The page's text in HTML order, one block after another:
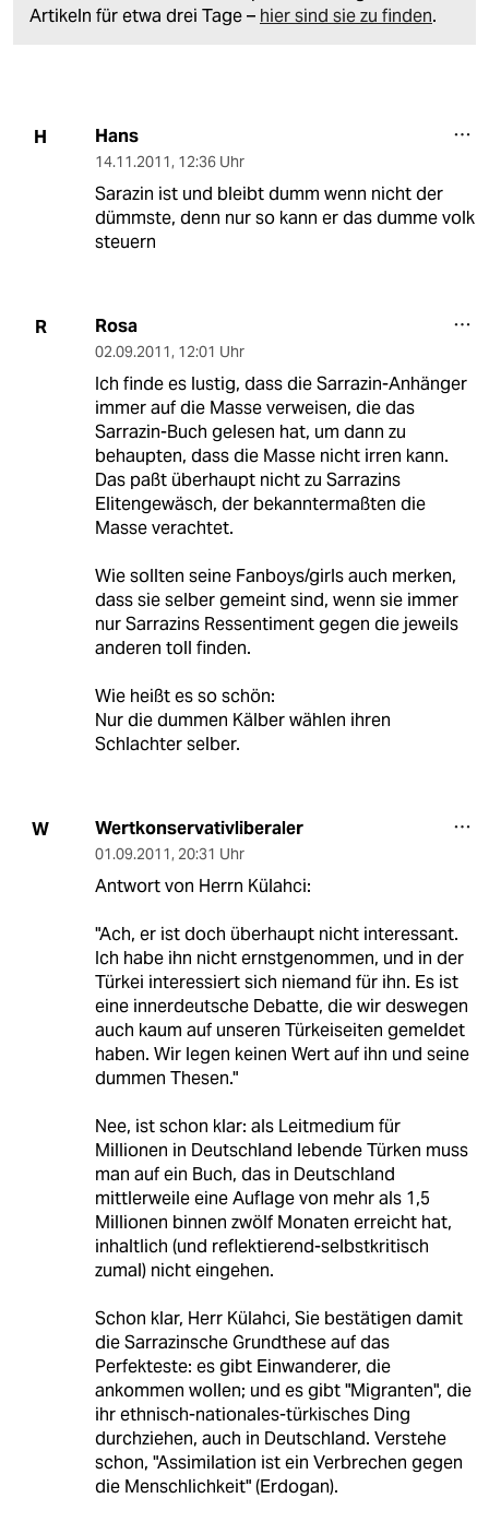
Artikeln für etwa drei Tage – hier sind sie zu finden.
H Hans
14.11.2011, 12:36 Uhr
Sarazin ist und bleibt dumm wenn nicht der
dümmste, denn nur so kann er das dumme volk
steuern
R Rosa
02.09.2011, 12:01 Uhr
Ich finde es lustig, dass die Sarrazin-Anhänger
immer auf die Masse verweisen, die das
Sarrazin-Buch gelesen hat, um dann zu
behaupten, dass die Masse nicht irren kann.
Das paßt überhaupt nicht zu Sarrazins
Elitengewäsch, der bekanntermaßten die
Masse verachtet.
Wie sollten seine Fanboys/girls auch merken,
dass sie selber gemeint sind, wenn sie immer
nur Sarrazins Ressentiment gegen die jeweils
anderen toll finden.
Wie heißt es so schön:
Nur die dummen Kälber wählen ihren
Schlachter selber.
W Wertkonservativliberaler
01.09.2011, 20:31 Uhr
Antwort von Herrn Külahci:
"Ach, er ist doch überhaupt nicht interessant.
Ich habe ihn nicht ernstgenommen, und in der
Türkei interessiert sich niemand für ihn. Es ist
eine innerdeutsche Debatte, die wir deswegen
auch kaum auf unseren Türkeiseiten gemeldet
haben. Wir legen keinen Wert auf ihn und seine
dummen Thesen."
Nee, ist schon klar: als Leitmedium für
Millionen in Deutschland lebende Türken muss
man auf ein Buch, das in Deutschland
mittlerweile eine Auflage von mehr als 1,5
Millionen binnen zwölf Monaten erreicht hat,
inhaltlich (und reflektierend-selbstkritisch
zumal) nicht eingehen.
Schon klar, Herr Külahci, Sie bestätigen damit
die Sarrazinsche Grundthese auf das
Perfekteste: es gibt Einwanderer, die
ankommen wollen; und es gibt "Migranten", die
ihr ethnisch-nationales-türkisches Ding
durchziehen, auch in Deutschland. Verstehe
schon, "Assimilation ist ein Verbrechen gegen
die Menschlichkeit" (Erdogan).